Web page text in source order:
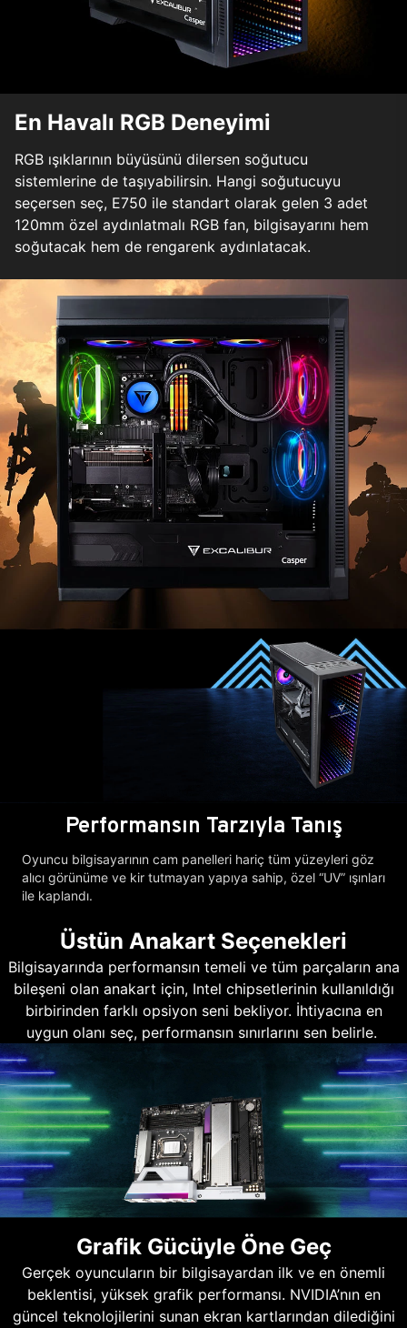
En Havalı RGB Deneyimi
RGB ışıklarının büyüsünü dilersen soğutucu
sistemlerine de taşıyabilirsin. Hangi soğutucuyu
seçersen seç, E750 ile standart olarak gelen 3 adet
120mm özel aydınlatmalı RGB fan, bilgisayarını hem
soğutacak hem de rengarenk aydınlatacak.
Performansın Tarzıyla Tanış
Oyuncu bilgisayarının cam panelleri hariç tüm yüzeyleri göz
alıcı görünüme ve kir tutmayan yapıya sahip, özel “UV” ışınları
ile kaplandı.
Üstün Anakart Seçenekleri
Bilgisayarında performansın temeli ve tüm parçaların ana
bileşeni olan anakart için, Intel chipsetlerinin kullanıldığı
birbirinden farklı opsiyon seni bekliyor. İhtiyacına en
uygun olanı seç, performansın sınırlarını sen belirle.
Grafik Gücüyle Öne Geç
Gerçek oyuncuların bir bilgisayardan ilk ve en önemli
beklentisi, yüksek grafik performansı. NVIDIA’nın en
güncel teknolojilerini sunan ekran kartlarından dilediğini